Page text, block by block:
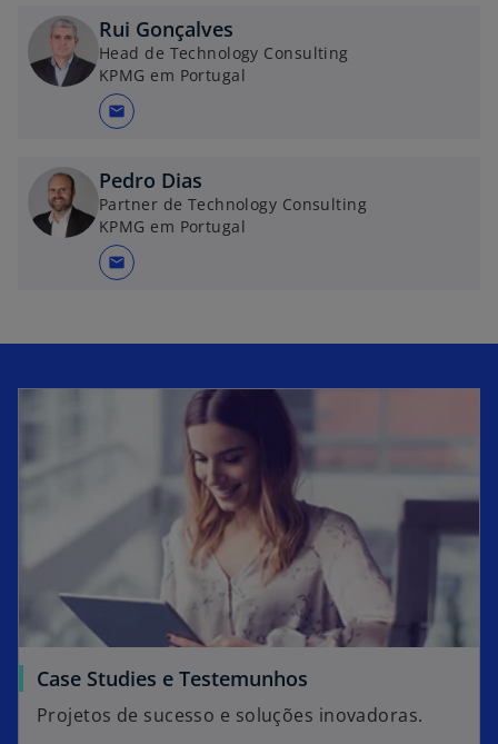
Rui Gonçalves
Head de Technology Consulting
KPMG em Portugal
mail
Pedro Dias
Partner de Technology Consulting
KPMG em Portugal
mail
Case Studies e Testemunhos
Projetos de sucesso e soluções inovadoras.